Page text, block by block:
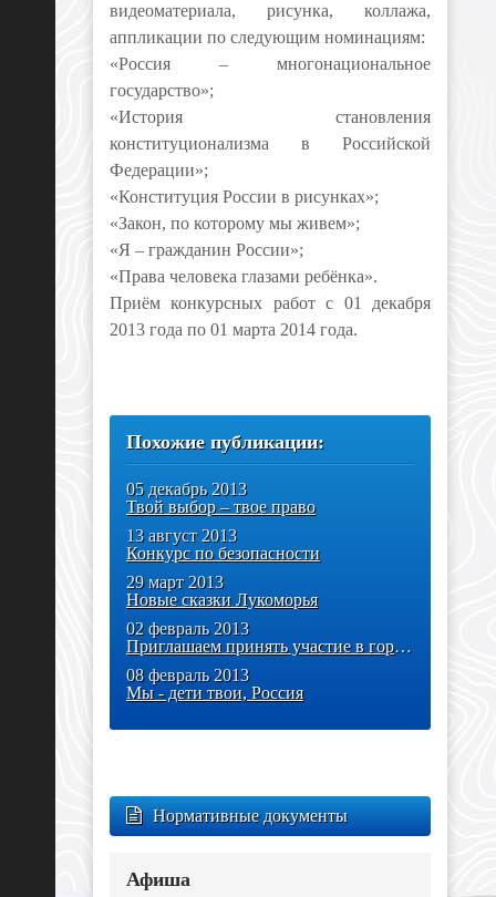
видеоматериала, рисунка, коллажа,
аппликации по следующим номинациям:
«Россия – многонациональное
государство»;
«История становления
конституционализма в Российской
Федерации»;
«Конституция России в рисунках»;
«Закон, по которому мы живем»;
«Я – гражданин России»;
«Права человека глазами ребёнка».
Приём конкурсных работ с 01 декабря
2013 года по 01 марта 2014 года.
Похожие публикации:
05 декабрь 2013
Твой выбор – твое право
13 август 2013
Конкурс по безопасности
29 март 2013
Новые сказки Лукоморья
02 февраль 2013
Приглашаем принять участие в городском конкурсе «Лидер года»!
08 февраль 2013
Мы - дети твои, Россия
Нормативные документы
Афиша